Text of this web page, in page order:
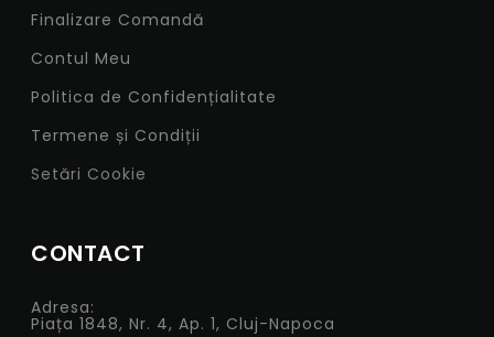
Finalizare Comandă
Contul Meu
Politica de Confidențialitate
Termene și Condiții
Setări Cookie
CONTACT
Adresa:
Piața 1848, Nr. 4, Ap. 1, Cluj-Napoca